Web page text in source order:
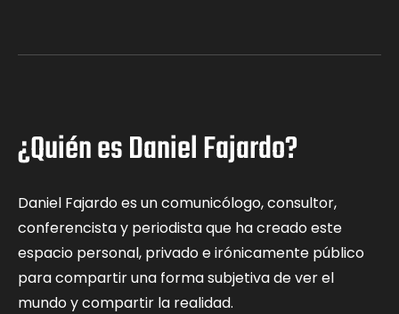
¿Quién es Daniel Fajardo?
Daniel Fajardo es un comunicólogo, consultor,
conferencista y periodista que ha creado este
espacio personal, privado e irónicamente público
para compartir una forma subjetiva de ver el
mundo y compartir la realidad.